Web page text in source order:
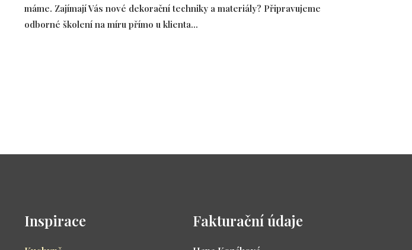
máme. Zajímají Vás nové dekorační techniky a materiály? Připravujeme
odborné školení na míru přímo u klienta...
Inspirace Fakturační údaje